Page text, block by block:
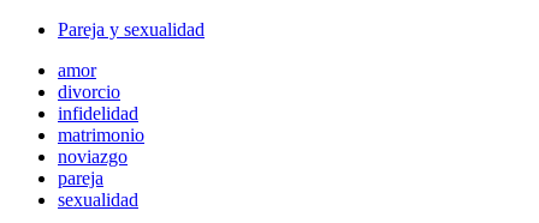
Pareja y sexualidad
amor
divorcio
infidelidad
matrimonio
noviazgo
pareja
sexualidad